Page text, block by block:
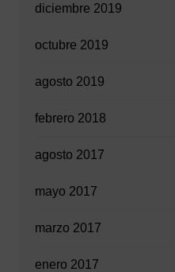
diciembre 2019
octubre 2019
agosto 2019
febrero 2018
agosto 2017
mayo 2017
marzo 2017
enero 2017